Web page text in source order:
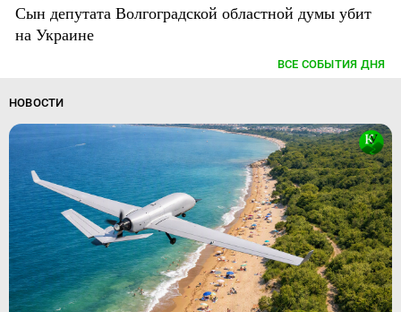
Сын депутата Волгоградской областной думы убит
на Украине
ВСЕ СОБЫТИЯ ДНЯ
НОВОСТИ